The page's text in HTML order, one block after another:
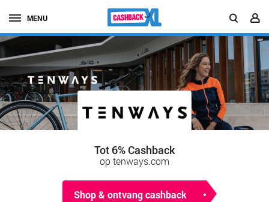
MENU
Tot 6% Cashback
op tenways.com
Shop & ontvang cashback